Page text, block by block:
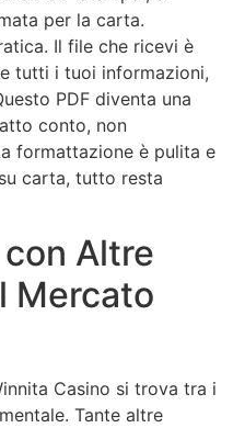
per la carta.
Il file che ricevi è
tutti i tuoi informazioni,
PDF diventa una
conto, non
formattazione è pulita e
carta, tutto resta
Altre
Mercato
Casino si trova tra i
Tante altre